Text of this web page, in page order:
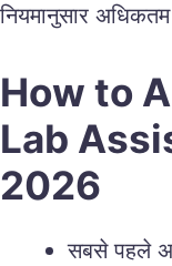
नियमानुसार
How to
Lab
2026
सबसे पहले